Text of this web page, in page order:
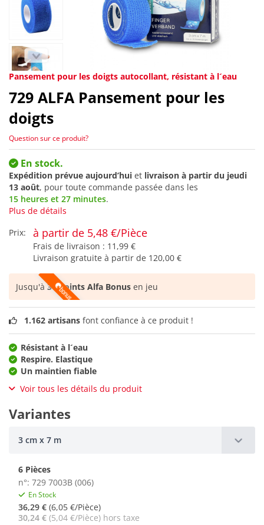
Pansement pour les doigts autocollant, résistant à l´eau
729 ALFA Pansement pour les
doigts
Question sur ce produit?
En stock.
Expédition prévue aujourd’hui et livraison à partir du jeudi
13 août, pour toute commande passée dans les
15 heures et 27 minutes.
Plus de détails
Prix:
à partir de 5,48 €/Pièce
Frais de livraison : 11,99 €
Livraison gratuite à partir de 120,00 €
Jusqu'à36 points Alfa Bonus en jeu
1.162 artisans font confiance à ce produit !
Résistant à l´eau
Respire. Elastique
Un maintien fiable
Voir tous les détails du produit
Variantes
3 cm x 7 m
6 Pièces
n°: 729 7003B (006)
En Stock
36,29 € (6,05 €/Pièce)
30,24 € (5,04 €/Pièce) hors taxe